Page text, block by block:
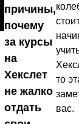
причины,
почему
за курсы
на
Хекслет
не жалко
отдать
то
вас.